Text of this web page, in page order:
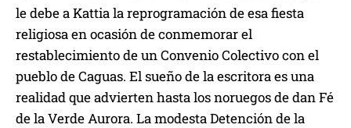
le debe a Kattia la reprogramación de esa fiesta
religiosa en ocasión de conmemorar el
restablecimiento de un Convenio Colectivo con el
pueblo de Caguas. El sueño de la escritora es una
realidad que advierten hasta los noruegos de dan Fé
de la Verde Aurora. La modesta Detención de la